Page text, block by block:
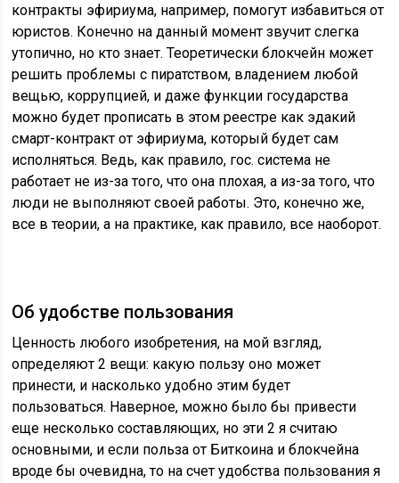
контракты эфириума, например, помогут избавиться от
юристов. Конечно на данный момент звучит слегка
утопично, но кто знает. Теоретически блокчейн может
решить проблемы с пиратством, владением любой
вещью, коррупцией, и даже функции государства
можно будет прописать в этом реестре как эдакий
смарт-контракт от эфириума, который будет сам
исполняться. Ведь, как правило, гос. система не
работает не из-за того, что она плохая, а из-за того, что
люди не выполняют своей работы. Это, конечно же,
все в теории, а на практике, как правило, все наоборот.
Об удобстве пользования
Ценность любого изобретения, на мой взгляд,
определяют 2 вещи: какую пользу оно может
принести, и насколько удобно этим будет
пользоваться. Наверное, можно было бы привести
еще несколько составляющих, но эти 2 я считаю
основными, и если польза от Биткоина и блокчейна
вроде бы очевидна, то на счет удобства пользования я